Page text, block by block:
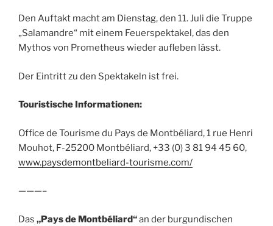
Den Auftakt macht am Dienstag, den 11. Juli die Truppe
„Salamandre“ mit einem Feuerspektakel, das den
Mythos von Prometheus wieder aufleben lässt.
Der Eintritt zu den Spektakeln ist frei.
Touristische Informationen:
Office de Tourisme du Pays de Montbéliard, 1 rue Henri
Mouhot, F-25200 Montbéliard, +33 (0) 3 81 94 45 60,
www.paysdemontbeliard-tourisme.com/
———–
Das „Pays de Montbéliard“an der burgundischen